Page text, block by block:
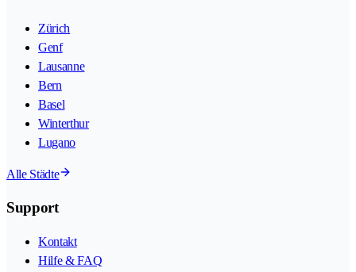
Zürich
Genf
Lausanne
Bern
Basel
Winterthur
Lugano
Alle Städte
Support
Kontakt
Hilfe & FAQ